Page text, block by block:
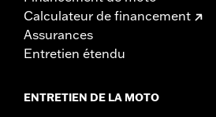
Calculateur de financement
Assurances
Entretien étendu
ENTRETIEN DE LA MOTO